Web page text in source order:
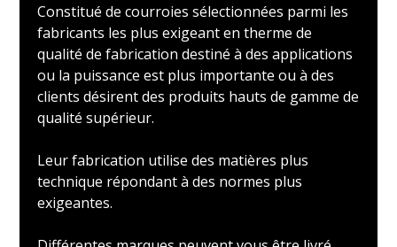
Constitué de courroies sélectionnées parmi les
fabricants les plus exigeant en therme de
qualité de fabrication destiné à des applications
ou la puissance est plus importante ou à des
clients désirent des produits hauts de gamme de
qualité supérieur.
Leur fabrication utilise des matières plus
technique répondant à des normes plus
exigeantes.